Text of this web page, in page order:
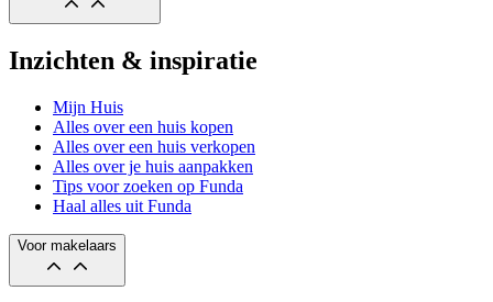
Inzichten & inspiratie
Mijn Huis
Alles over een huis kopen
Alles over een huis verkopen
Alles over je huis aanpakken
Tips voor zoeken op Funda
Haal alles uit Funda
Voor makelaars